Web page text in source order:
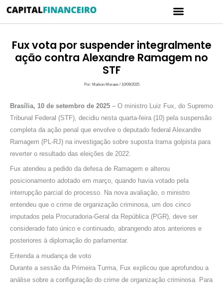
conteúdo
Menu
Fux vota por suspender integralmente
ação contra Alexandre Ramagem no
STF
Por: Maikon Moraes / 10/09/2025
Brasília, 10 de setembro de 2025 – O ministro Luiz Fux, do Supremo
Tribunal Federal (STF), decidiu nesta quarta-feira (10) pela suspensão
completa da ação penal que envolve o deputado federal Alexandre
Ramagem (PL-RJ) na investigação sobre suposta trama golpista para
reverter o resultado das eleições de 2022.
Fux atendeu a pedido da defesa de Ramagem e alterou
posicionamento adotado em março, quando havia votado pela
interrupção parcial do processo. Na nova avaliação, o ministro
entendeu que o crime de organização criminosa, um dos cinco
imputados pela Procuradoria-Geral da República (PGR), deve ser
considerado fato único e continuado, abrangendo atos anteriores e
posteriores à diplomação do parlamentar.
Entenda a mudança de voto
Durante a sessão da Primeira Turma, Fux explicou que aprofundou a
análise sobre a configuração do crime de organização criminosa. Para